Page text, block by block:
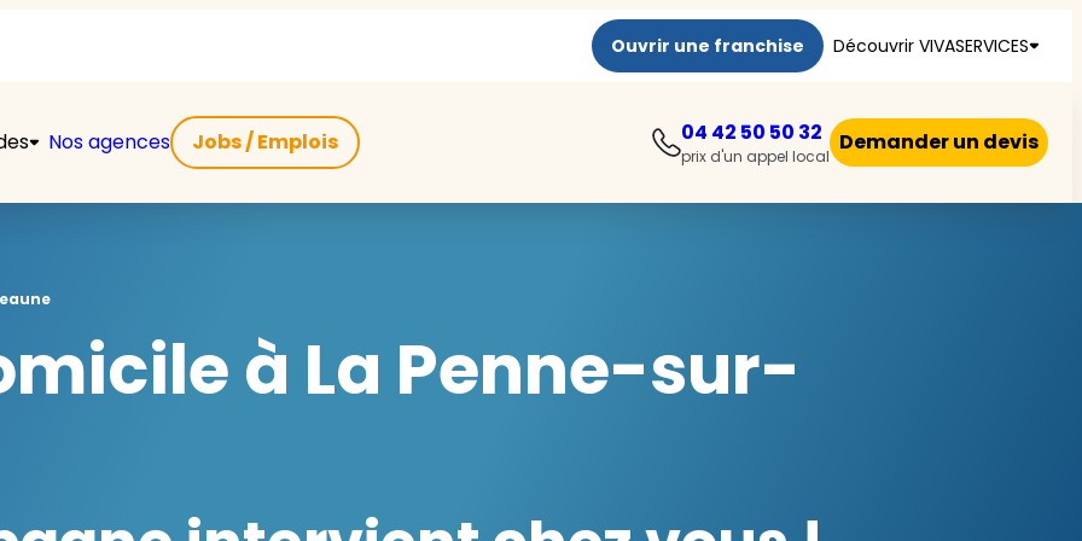
Ouvrir une franchise Découvrir VIVASERVICES
Nos agences Jobs / Emplois 04 42 50 50 32
prix d'un appel local
Demander un devis
à La Penne-sur-